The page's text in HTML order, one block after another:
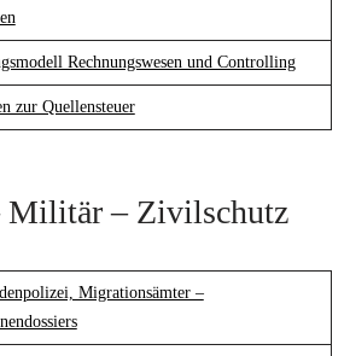
Rechnungswesen und Controlling
zur Quellensteuer
Militär – Zivilschutz
Migrationsämter –